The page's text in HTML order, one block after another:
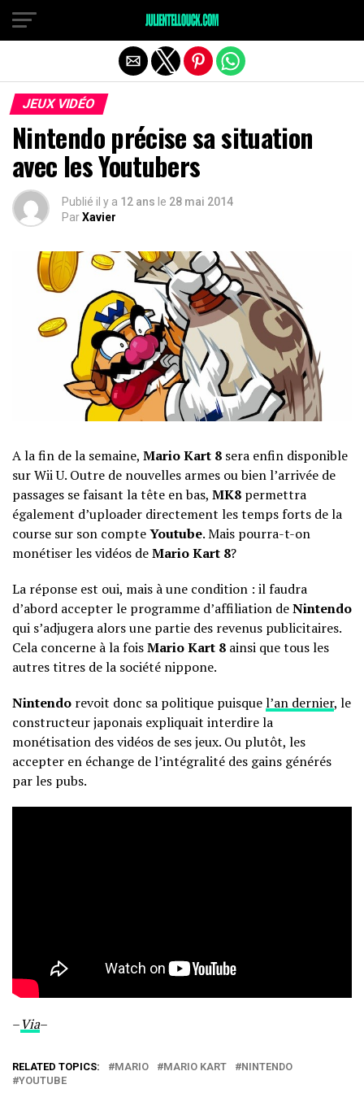
JEUX VIDÉO
Nintendo précise sa situation
avec les Youtubers
Publié il y a 12 ans le 28 mai 2014
ParXavier
A la fin de la semaine, Mario Kart 8 sera enfin disponible
sur Wii U. Outre de nouvelles armes ou bien l’arrivée de
passages se faisant la tête en bas, MK8 permettra
également d’uploader directement les temps forts de la
course sur son compteYoutube. Mais pourra-t-on
monétiser les vidéos deMario Kart 8?
La réponse est oui, mais à une condition : il faudra
d’abord accepter le programme d’affiliation deNintendo
qui s’adjugera alors une partie des revenus publicitaires.
Cela concerne à la foisMario Kart 8 ainsi que tous les
autres titres de la société nippone.
Nintendo revoit donc sa politique puisquel’an dernier, le
constructeur japonais expliquait interdire la
monétisation des vidéos de ses jeux. Ou plutôt, les
accepter en échange de l’intégralité des gains générés
par les pubs.
–Via–
RELATED TOPICS: MARIO MARIO KART
NINTENDO
YOUTUBE